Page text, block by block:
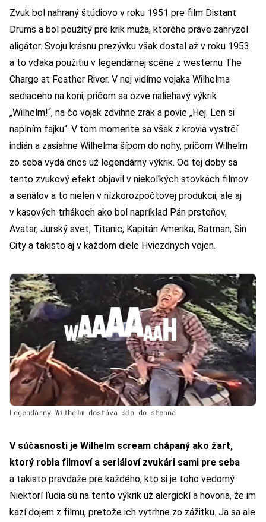
Zvuk bol nahraný štúdiovo v roku 1951 pre film Distant
Drums a bol použitý pre krik muža, ktorého práve zahryzol
aligátor. Svoju krásnu prezývku však dostal až v roku 1953
a to vďaka použitiu v legendárnej scéne z westernu The
Charge at Feather River. V nej vidíme vojaka Wilhelma
sediaceho na koni, pričom sa ozve naliehavý výkrik
„Wilhelm!“, na čo vojak zdvihne zrak a povie „Hej. Len si
naplním fajku“. V tom momente sa však z krovia vystrčí
indián a zasiahne Wilhelma šípom do nohy, pričom Wilhelm
zo seba vydá dnes už legendárny výkrik. Od tej doby sa
tento zvukový efekt objavil v niekoľkých stovkách filmov
a seriálov a to nielen v nízkorozpočtovej produkcii, ale aj
v kasových trhákoch ako bol napríklad Pán prsteňov,
Avatar, Jurský svet, Titanic, Kapitán Amerika, Batman, Sin
City a takisto aj v každom diele Hviezdnych vojen.
Legendárny Wilhelm dostáva šíp do stehna
V súčasnosti je Wilhelm scream chápaný ako žart,
ktorý robia filmoví a seriáloví zvukári sami pre seba
a takisto pravdaže pre každého, kto si je toho vedomý.
Niektorí ľudia sú na tento výkrik už alergickí a hovoria, že im
kazí dojem z filmu, pretože ich vytrhne zo zážitku. Ja sa ale